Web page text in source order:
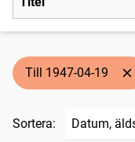
Till 1947-04-19
Sortera: